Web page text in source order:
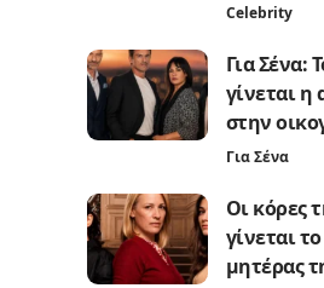
Celebrity
Για Σένα:
γίνεται η
στην
Για Σένα
Οι κόρες
γίνεται
μητέρας